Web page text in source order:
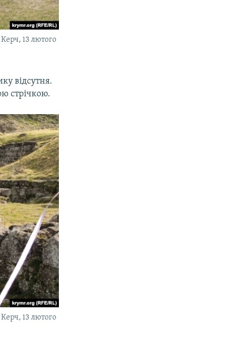
13 лютого
відсутня.
стрічкою.
13 лютого